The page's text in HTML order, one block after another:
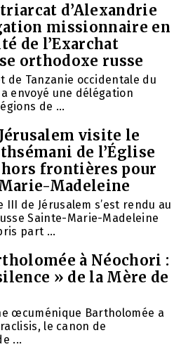
d’Alexandrie
missionnaire en
de l’Exarchat
orthodoxe russe
de Tanzanie occidentale du
envoyé une délégation
de ...
visite le
de l’Église
frontières pour
Madeleine
de Jérusalem s’est rendu au
Sainte-Marie-Madeleine
part ...
à Néochori :
» de la Mère de
œcuménique Bartholomée a
le canon de
...